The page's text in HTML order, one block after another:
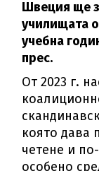
Швеция ще
училищата
учебна
прес.
От 2023 г.
която дава
четене и
особено